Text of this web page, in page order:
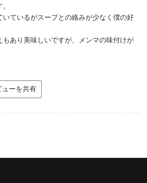
いているがスープとの絡みが少なく僕の好
もあり美味しいですが、メンマの味付けが
ューを共有